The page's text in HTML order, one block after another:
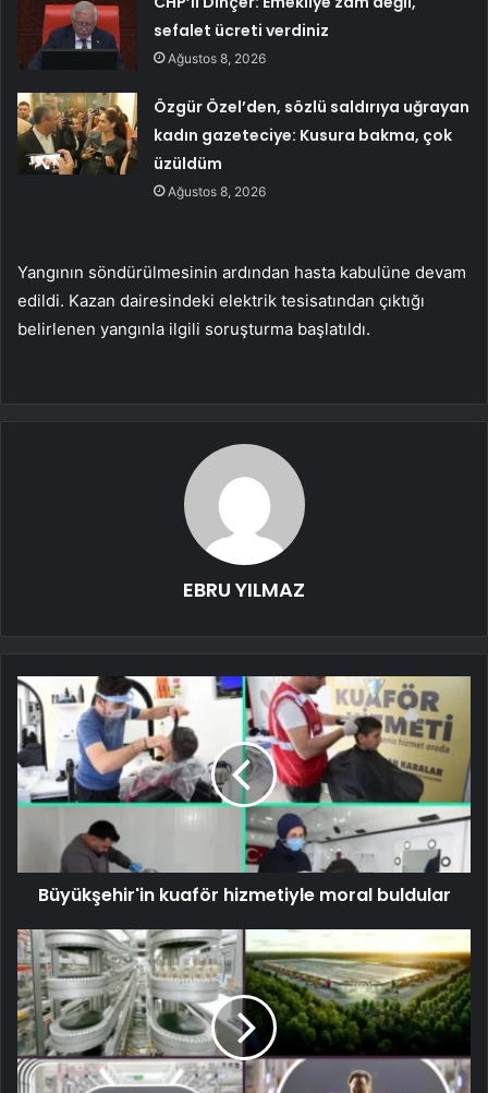
sefalet ücreti verdiniz
Ağustos 8, 2026
Özgür Özel’den, sözlü saldırıya uğrayan
kadın gazeteciye: Kusura bakma, çok
üzüldüm
Ağustos 8, 2026
Yangının söndürülmesinin ardından hasta kabulüne devam
edildi. Kazan dairesindeki elektrik tesisatından çıktığı
belirlenen yangınla ilgili soruşturma başlatıldı.
EBRU YILMAZ
Büyükşehir'in kuaför hizmetiyle moral buldular